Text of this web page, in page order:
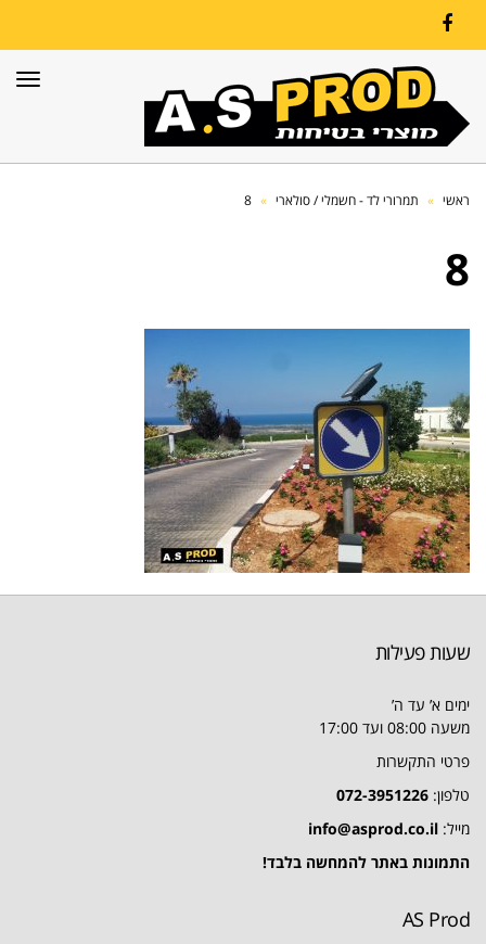
Facebook
ראשי » תמרורי לד - חשמלי / סולארי »
8
8
שעות פעילות
ימים א’ עד ה’
משעה 08:00 ועד 17:00
פרטי התקשרות
טלפון: 072-3951226
מייל: info@asprod.co.il
התמונות באתר להמחשה בלבד!
AS Prod